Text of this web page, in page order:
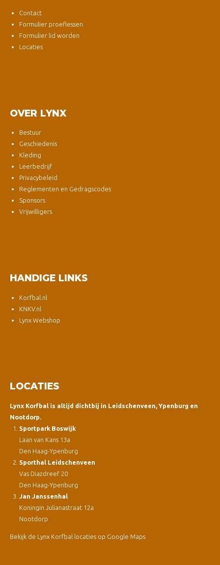
Contact
Formulier proeflessen
Formulier lid worden
Locaties
OVER LYNX
Bestuur
Geschiedenis
Kleding
Leerbedrijf
Privacybeleid
Reglementen en Gedragscodes
Sponsors
Vrijwilligers
HANDIGE LINKS
Korfbal.nl
KNKV.nl
Lynx Webshop
LOCATIES
Lynx Korfbal is altijd dichtbij in Leidschenveen, Ypenburg en
Nootdorp.
Sportpark Boswijk
Laan van Kans 13a
Den Haag-Ypenburg
Sporthal Leidschenveen
Vas Diazdreef 20
Den Haag-Ypenburg
Jan Janssenhal
Koningin Julianastraat 12a
Nootdorp
Bekijk de Lynx Korfbal locaties op Google Maps